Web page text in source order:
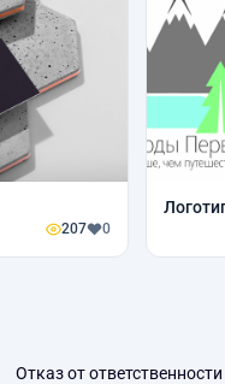
207 0
Отказ от ответственности